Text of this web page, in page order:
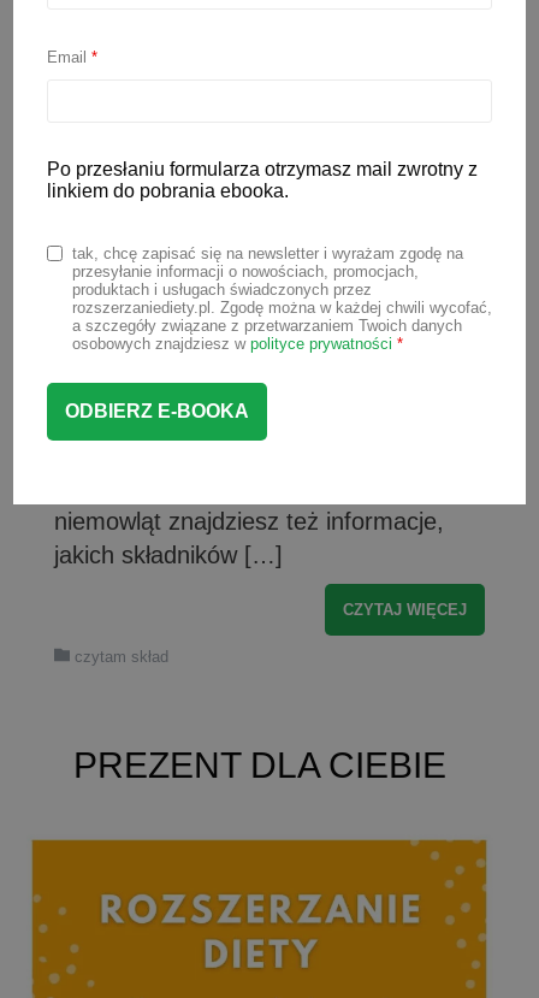
ranking (obiadki i zupki)
Na rynku mamy ogromny wybór
tym do porównania wybrałam tylko te
najpopularniejszych marek. Tworząc
poniższe zestawienie, brałam pod
uwagę jedynie składniki użyte do
wyprodukowania dania, czyli oceniłam
skład słoiczków dla niemowląt, a nie ich
niemowląt znajdziesz też informacje,
jakich składników […]
CZYTAJ WIĘCEJ
czytam skład
PREZENT DLA CIEBIE
Email*
Po przesłaniu formularza otrzymasz mail zwrotny z
linkiem do pobrania ebooka.
tak, chcę zapisać się na newsletter i wyrażam zgodę na
przesyłanie informacji o nowościach, promocjach,
produktach i usługach świadczonych przez
rozszerzaniediety.pl. Zgodę można w każdej chwili wycofać,
a szczegóły związane z przetwarzaniem Twoich danych
osobowych znajdziesz w polityce prywatności *